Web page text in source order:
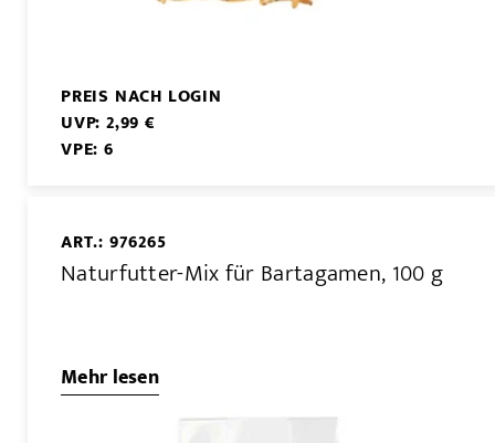
PREIS NACH LOGIN
UVP: 2,99 €
VPE: 6
ART.: 976265
Naturfutter-Mix für Bartagamen, 100 g
Mehr lesen